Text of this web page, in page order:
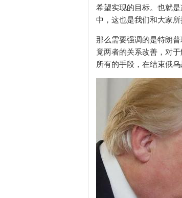
希望实现的目标。也就
中，这也是我们和大家所
那么需要强调的是特朗
竟两者的关系改善，对
所有的手段，在结束俄乌